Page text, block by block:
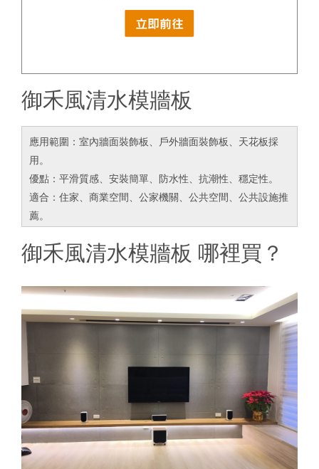
御禾風清水模牆板
應用範圍：室內牆面裝飾板、戶外牆面裝飾板、天花板採
用。
優點：平滑質感、安裝簡單、防水性、抗潮性、穩定性。
適合：住家、商業空間、公家機關、公共空間、公共設施推
薦。
御禾風清水模牆板 哪裡買？